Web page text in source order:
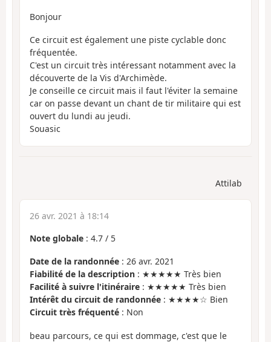
Bonjour
Ce circuit est également une piste cyclable donc
fréquentée.
C'est un circuit très intéressant notamment avec la
découverte de la Vis d'Archimède.
Je conseille ce circuit mais il faut l'éviter la semaine
car on passe devant un chant de tir militaire qui est
ouvert du lundi au jeudi.
Souasic
Attilab
26 avr. 2021 à 18:14
Note globale : 4.7 / 5
Date de la randonnée : 26 avr. 2021
Fiabilité de la description : ★★★★★ Très bien
Facilité à suivre l'itinéraire : ★★★★★ Très bien
Intérêt du circuit de randonnée : ★★★★☆ Bien
Circuit très fréquenté : Non
beau parcours, ce qui est dommage, c'est que le